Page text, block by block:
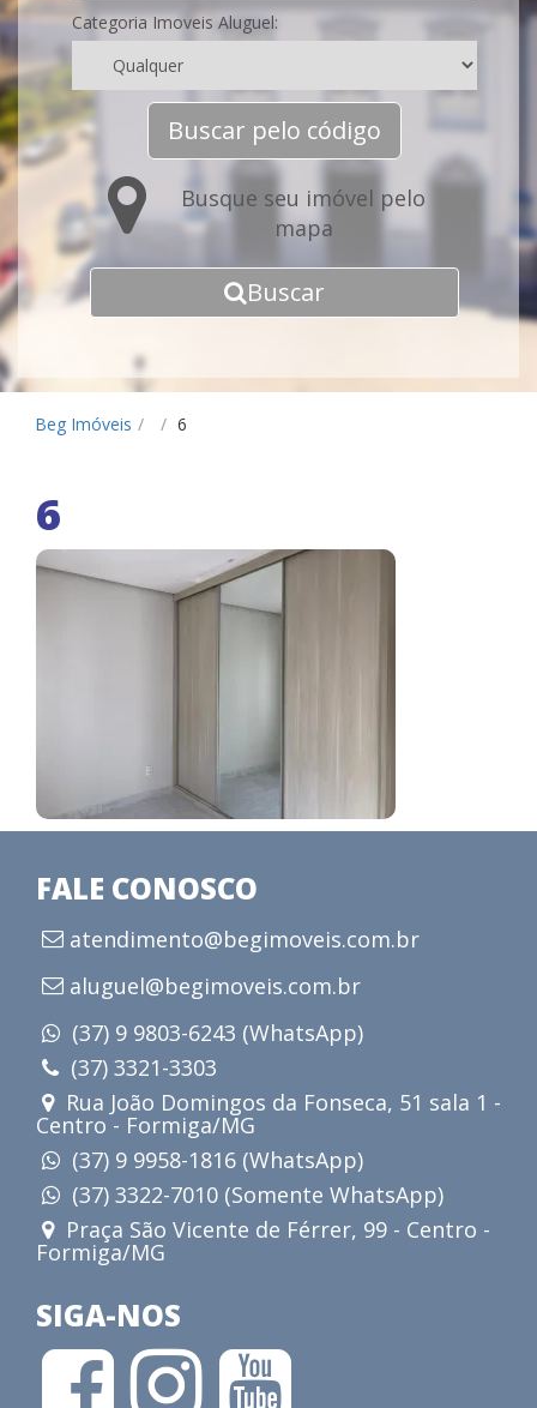
Categoria Imoveis Aluguel:
Buscar pelo código
Busque seu imóvel pelo
mapa
Buscar
Beg Imóveis / / 6
6
FALE CONOSCO
atendimento@begimoveis.com.br
aluguel@begimoveis.com.br
(37) 9 9803-6243 (WhatsApp)
(37) 3321-3303
Rua João Domingos da Fonseca, 51 sala 1 -
Centro - Formiga/MG
(37) 9 9958-1816 (WhatsApp)
(37) 3322-7010 (Somente WhatsApp)
Praça São Vicente de Férrer, 99 - Centro -
Formiga/MG
SIGA-NOS